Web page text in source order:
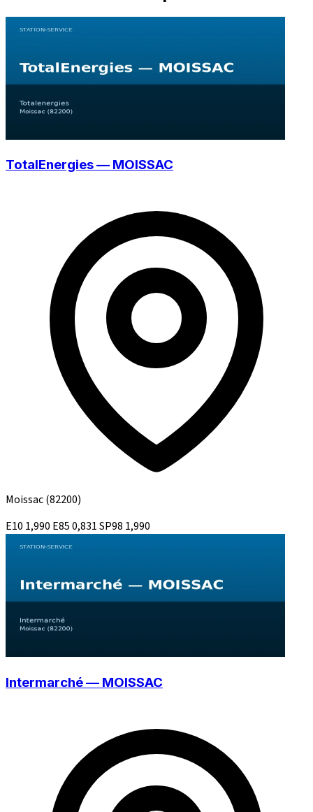
TotalEnergies — MOISSAC
Moissac(82200)
E10 1,990 E850,831SP98 1,990
Intermarché — MOISSAC